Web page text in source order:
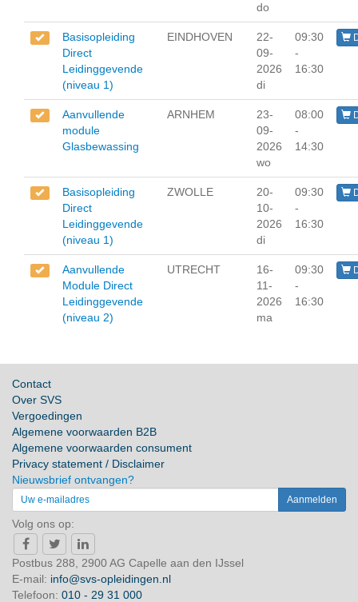
do
Basisopleiding
Direct
Leidinggevende
(niveau 1)
EINDHOVEN
22-
09-
2026
di
09:30
-
16:30
Aanvullende
module
Glasbewassing
ARNHEM
23-
09-
2026
wo
08:00
-
14:30
Basisopleiding
Direct
Leidinggevende
(niveau 1)
ZWOLLE
20-
10-
2026
di
09:30
-
16:30
Aanvullende
Module Direct
Leidinggevende
(niveau 2)
UTRECHT
16-
11-
2026
ma
09:30
-
16:30
Contact
Over SVS
Vergoedingen
Algemene voorwaarden B2B
Algemene voorwaarden consument
Privacy statement / Disclaimer
Nieuwsbrief ontvangen?
Volg ons op:
Postbus 288, 2900 AG Capelle aan den IJssel
E-mail: info@svs-opleidingen.nl
Telefoon: 010 - 29 31 000